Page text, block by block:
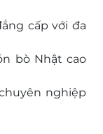
cấp với đa
bò Nhật cao
nghiệp